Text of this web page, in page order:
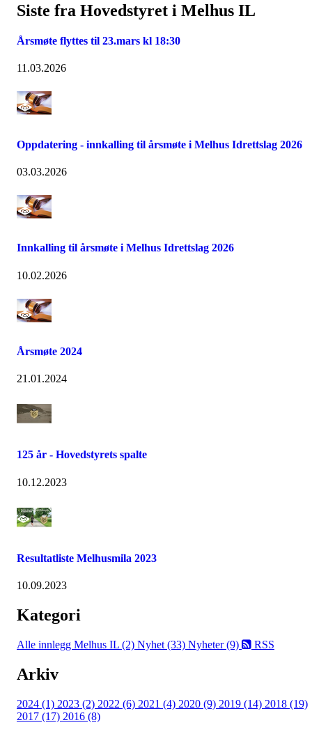
Siste fra Hovedstyret i Melhus IL
Årsmøte flyttes til 23.mars kl 18:30
11.03.2026
Oppdatering - innkalling til årsmøte i Melhus Idrettslag 2026
03.03.2026
Innkalling til årsmøte i Melhus Idrettslag 2026
10.02.2026
Årsmøte 2024
21.01.2024
125 år - Hovedstyrets spalte
10.12.2023
Resultatliste Melhusmila 2023
10.09.2023
Kategori
Alle innlegg Melhus IL (2) Nyhet (33) Nyheter (9) RSS
Arkiv
2024 (1) 2023 (2) 2022 (6) 2021 (4) 2020 (9) 2019 (14) 2018 (19)
2017 (17) 2016 (8)